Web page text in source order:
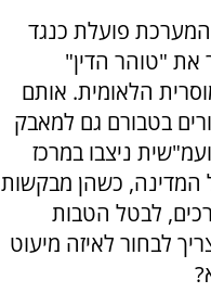
פועלת כנגד
את "טוהר הדין"
הלאומית. אותם
בטבורם גם למאבק
ניצבו במרכז
כשהן מבקשות
לבטל הטבות
לבחור לאיזה מיעוט